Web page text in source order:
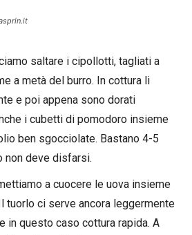
saltare i cipollotti, tagliati a
a metà del burro. In cottura li
e poi appena sono dorati
i cubetti di pomodoro insieme
ben sgocciolate. Bastano 4-5
non deve disfarsi.
a cuocere le uova insieme
tuorlo ci serve ancora leggermente
in questo caso cottura rapida. A